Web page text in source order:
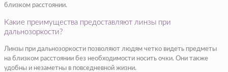
близком расстоянии.
Какие преимущества предоставляют линзы при
дальнозоркости?
Линзы при дальнозоркости позволяют людям четко видеть предметы
на близком расстоянии без необходимости носить очки. Они также
удобны и незаметны в повседневной жизни.